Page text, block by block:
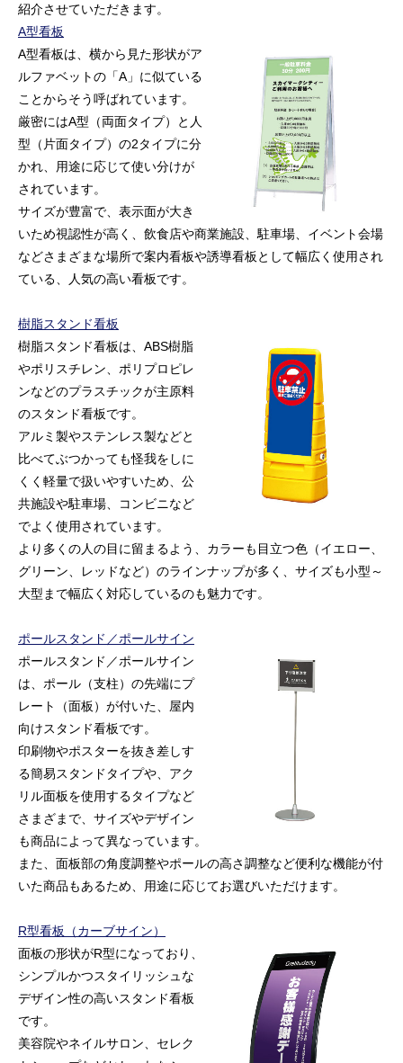
紹介させていただきます。
A型看板
A型看板は、横から見た形状がア
ルファベットの「A」に似ている
ことからそう呼ばれています。
厳密にはA型（両面タイプ）と人
型（片面タイプ）の2タイプに分
かれ、用途に応じて使い分けが
されています。
サイズが豊富で、表示面が大き
いため視認性が高く、飲食店や商業施設、駐車場、イベント会場
などさまざまな場所で案内看板や誘導看板として幅広く使用され
ている、人気の高い看板です。
樹脂スタンド看板
樹脂スタンド看板は、ABS樹脂
やポリスチレン、ポリプロピレ
ンなどのプラスチックが主原料
のスタンド看板です。
アルミ製やステンレス製などと
比べてぶつかっても怪我をしに
くく軽量で扱いやすいため、公
共施設や駐車場、コンビニなど
でよく使用されています。
より多くの人の目に留まるよう、カラーも目立つ色（イエロー、
グリーン、レッドなど）のラインナップが多く、サイズも小型～
大型まで幅広く対応しているのも魅力です。
ポールスタンド／ポールサイン
ポールスタンド／ポールサイン
は、ポール（支柱）の先端にプ
レート（面板）が付いた、屋内
向けスタンド看板です。
印刷物やポスターを抜き差しす
る簡易スタンドタイプや、アク
リル面板を使用するタイプなど
さまざまで、サイズやデザイン
も商品によって異なっています。
また、面板部の角度調整やポールの高さ調整など便利な機能が付
いた商品もあるため、用途に応じてお選びいただけます。
R型看板（カーブサイン）
面板の形状がR型になっており、
シンプルかつスタイリッシュな
デザイン性の高いスタンド看板
です。
美容院やネイルサロン、セレク